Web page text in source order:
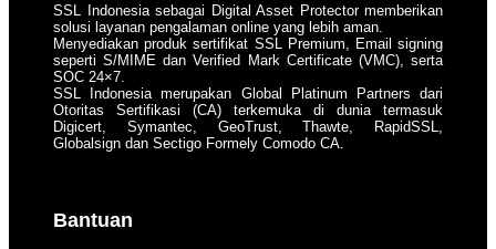
SSL Indonesia sebagai Digital Asset Protector memberikan
solusi layanan pengalaman online yang lebih aman.
Menyediakan produk sertifikat SSL Premium, Email signing
seperti S/MIME dan Verified Mark Certificate (VMC), serta
SOC 24×7.
SSL Indonesia merupakan Global Platinum Partners dari
Otoritas Sertifikasi (CA) terkemuka di dunia termasuk
Digicert, Symantec, GeoTrust, Thawte, RapidSSL,
Globalsign dan Sectigo Formely Comodo CA.
Bantuan